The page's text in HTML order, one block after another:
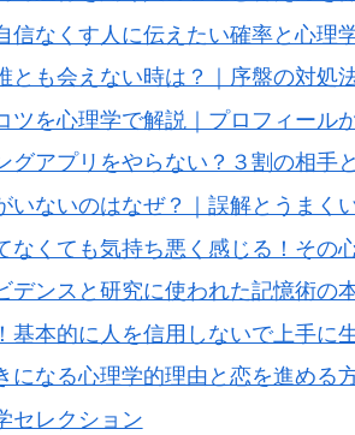
信なくす人に伝えたい確率と心理
とも会えない時は？｜序盤の対処
ツを心理学で解説｜プロフィール
グアプリをやらない？３割の相手
いないのはなぜ？｜誤解とうまく
なくても気持ち悪く感じる！その
デンスと研究に使われた記憶術の
基本的に人を信用しないで上手に
になる心理学的理由と恋を進める
セレクション